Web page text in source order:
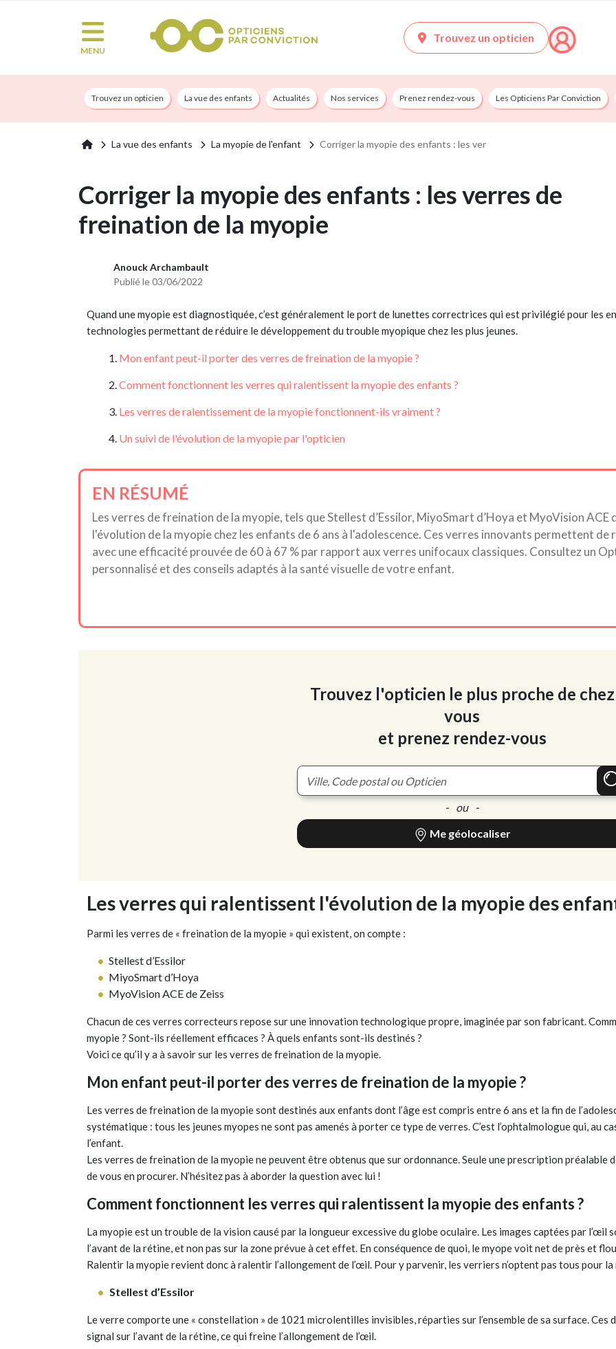
MENU
Trouvez un opticien
Trouvez un opticien La vue des enfants Actualités Nos services Prenez rendez-vous Les Opticiens Par Conviction
La vue des enfants La myopie de l'enfant Corriger la myopie des enfants : les ver
Corriger la myopie des enfants : les verres de
freination de la myopie
Anouck Archambault
Publié le 03/06/2022
Quand une myopie est diagnostiquée, c’est généralement le port de lunettes correctrices qui est privilégié pour les
technologies permettant de réduire le développement du trouble myopique chez les plus jeunes.
Mon enfant peut-il porter des verres de freination de la myopie ?
Comment fonctionnent les verres qui ralentissent la myopie des enfants ?
Les verres de ralentissement de la myopie fonctionnent-ils vraiment ?
Un suivi de l'évolution de la myopie par l'opticien
EN RÉSUMÉ
Les verres de freination de la myopie, tels que Stellest d’Essilor, MiyoSmart d’Hoya et MyoVision
l'évolution de la myopie chez les enfants de 6 ans à l'adolescence. Ces verres innovants permettent
avec une efficacité prouvée de 60 à 67 % par rapport aux verres unifocaux classiques. Consultez un
personnalisé et des conseils adaptés à la santé visuelle de votre enfant.
Trouvez l'opticien le plus proche de chez
vous
et prenez rendez-vous
- ou -
Me géolocaliser
Les verres qui ralentissent l'évolution de la myopie des
Parmi les verres de « freination de la myopie » qui existent, on compte :
Stellest d’Essilor
MiyoSmart d’Hoya
MyoVision ACE de Zeiss
Chacun de ces verres correcteurs repose sur une innovation technologique propre, imaginée par son fabricant.
myopie ? Sont-ils réellement efficaces ? À quels enfants sont-ils destinés ?
Voici ce qu’il y a à savoir sur les verres de freination de la myopie.
Mon enfant peut-il porter des verres de freination de la myopie ?
Les verres de freination de la myopie sont destinés aux enfants dont l’âge est compris entre 6 ans et la fin de
systématique : tous les jeunes myopes ne sont pas amenés à porter ce type de verres. C’est l’ophtalmologue qui, au
l’enfant.
Les verres de freination de la myopie ne peuvent être obtenus que sur ordonnance. Seule une prescription
de vous en procurer. N’hésitez pas à aborder la question avec lui !
Comment fonctionnent les verres qui ralentissent la myopie des enfants ?
La myopie est un trouble de la vision causé par la longueur excessive du globe oculaire. Les images captées par
l’avant de la rétine, et non pas sur la zone prévue à cet effet. En conséquence de quoi, le myope voit net de près et
Ralentir la myopie revient donc à ralentir l’allongement de l’œil. Pour y parvenir, les verriers n’optent pas tous pour la
Stellest d’Essilor
Le verre comporte une « constellation » de 1021 microlentilles invisibles, réparties sur l’ensemble de sa surface.
signal sur l’avant de la rétine, ce qui freine l’allongement de l’œil.